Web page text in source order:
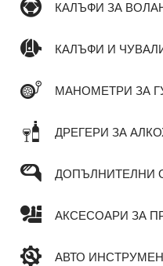
КАЛЪФИ ЗА
КАЛЪФИ И
МАНОМЕТРИ ЗА
ДРЕГЕРИ ЗА
ДОПЪЛНИТЕЛНИ
АКСЕСОАРИ ЗА
АВТО